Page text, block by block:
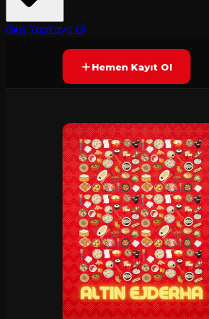
Giriş YapKayıt OlYAKINDA
Hemen Kayıt Ol